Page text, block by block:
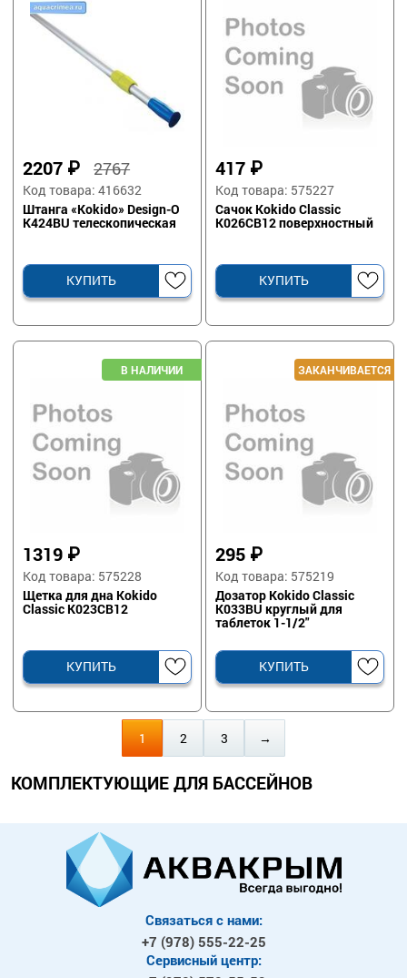
2207 ₽2767
Код товара: 416632
Штанга «Kokido» Design-O
K424BU телескопическая
КУПИТЬ
417 ₽
Код товара: 575227
Сачок Kokido Classic
K026CB12 поверхностный
КУПИТЬ
1319 ₽
Код товара: 575228
Щетка для дна Kokido
Classic K023CB12
КУПИТЬ
295 ₽
Код товара: 575219
Дозатор Kokido Classic
K033BU круглый для
таблеток 1-1/2"
КУПИТЬ
1 2 3 →
КОМПЛЕКТУЮЩИЕ ДЛЯ БАССЕЙНОВ
Связаться с нами:
+7 (978) 555-22-25
Сервисный центр: